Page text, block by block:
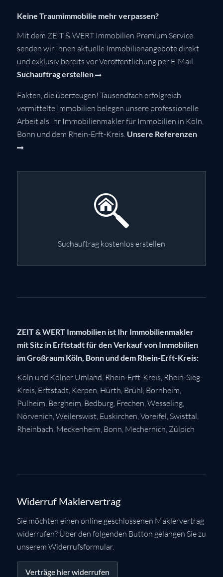
Keine Traumimmobilie mehr verpassen?
Mit dem ZEIT & WERT Immobilien Premium Service
senden wir Ihnen aktuelle Immobilienangebote direkt
und exklusiv bereits vor Veröffentlichung per E-Mail.
Suchauftrag erstellen
Fakten, die überzeugen! Tausendfach erfolgreich
vermittelte Immobilien belegen unsere professionelle
Arbeit als Ihr Immobilienmakler für Immobilien in Köln,
Bonn und dem Rhein-Erft-Kreis. Unsere Referenzen
Suchauftrag kostenlos erstellen
ZEIT & WERT Immobilien ist Ihr Immobilienmakler
mit Sitz in Erftstadt für den Verkauf von Immobilien
im Großraum Köln, Bonn und dem Rhein-Erft-Kreis:
Köln und Kölner Umland, Rhein-Erft-Kreis, Rhein-Sieg-
Kreis, Erftstadt, Kerpen, Hürth, Brühl, Bornheim,
Pulheim, Bergheim, Bedburg, Frechen,Wesseling,
Nörvenich,Weilerswist, Euskirchen, Voreifel, Swisttal,
Rheinbach, Meckenheim, Bonn, Mechernich, Zülpich
Widerruf Maklervertrag
Sie möchten einen online geschlossenen Maklervertrag
widerrufen? Über den folgenden Button gelangen Sie zu
unserem Widerrufsformular.
Verträge hier widerrufen